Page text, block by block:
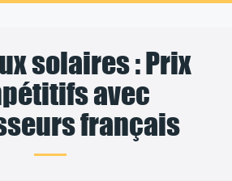
solaires : Prix
avec
français